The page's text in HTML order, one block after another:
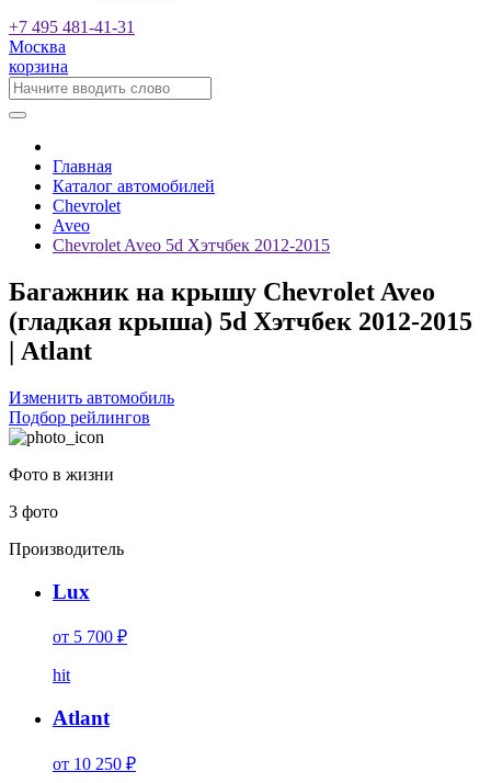
+7 495 481-41-31
Москва
корзина
Главная
Каталог автомобилей
Chevrolet
Aveo
Chevrolet Aveo 5d Хэтчбек 2012-2015
Багажник на крышу Chevrolet Aveo
(гладкая крыша) 5d Хэтчбек 2012-2015
| Atlant
Изменить автомобиль
Подбор рейлингов
Фото в жизни
3 фото
Производитель
Lux
от 5 700 ₽
hit
Atlant
от 10 250 ₽